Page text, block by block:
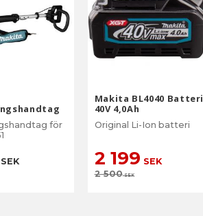
för
SEK
Makita BL4040 Batteri
40V 4,0Ah
Original Li-Ion batteri
2 199 SEK
2 500SEK